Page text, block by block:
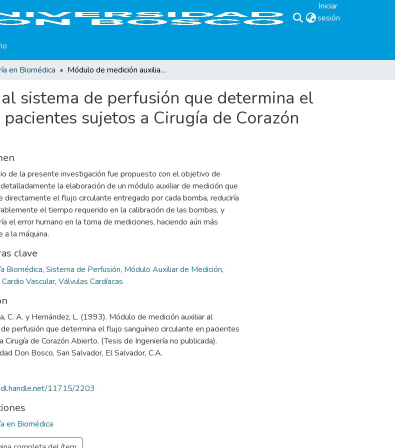
Iniciar
sesión
en Biomédica Módulo de medición auxiliar al sistema de perfusión que determina el flujo sanguíneo circulante en pacientes sujetos a Cirugía de Corazón Abierto.
sistema de perfusión que determina el
sujetos a Cirugía de Corazón
de la presente investigación fue propuesto con el objetivo de
la elaboración de un módulo auxiliar de medición que
directamente el flujo circulante entregado por cada bomba, reduciría
el tiempo requerido en la calibración de las bombas, y
el error humano en la toma de mediciones, haciendo aún más
a la máquina.
clave
Biomédica, Sistema de Perfusión, Módulo Auxiliar de Medición,
Vascular, Válvulas Cardíacas
C. A. y Hernández, L. (1993). Módulo de medición auxiliar al
perfusión que determina el flujo sanguíneo circulante en pacientes
Cirugía de Corazón Abierto. (Tesis de Ingeniería no publicada).
Don Bosco, San Salvador, El Salvador, C.A.
11715/2203
en Biomédica